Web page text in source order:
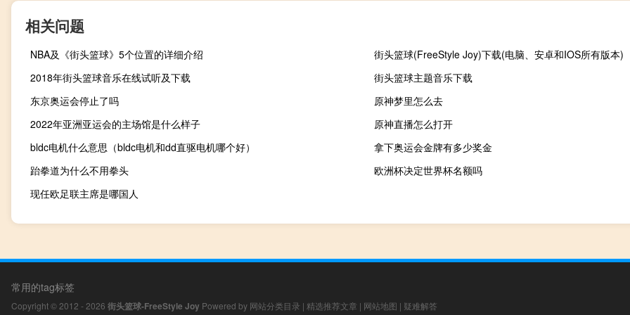
相关问题
NBA及《街头篮球》5个位置的详细介绍
街头篮球(FreeStyle Joy)下载(电脑、安卓和IOS所有版本)
2018年街头篮球音乐在线试听及下载
街头篮球主题音乐下载
东京奥运会停止了吗
原神梦里怎么去
2022年亚洲亚运会的主场馆是什么样子
原神直播怎么打开
bldc电机什么意思（bldc电机和dd直驱电机哪个好）
拿下奥运会金牌有多少奖金
跆拳道为什么不用拳头
欧洲杯决定世界杯名额吗
现任欧足联主席是哪国人
常用的tag标签
Copyright © 2012 - 2026 街头篮球-FreeStyle Joy Powered by 网站分类目录 | 精选推荐文章 | 网站地图 | 疑难解答